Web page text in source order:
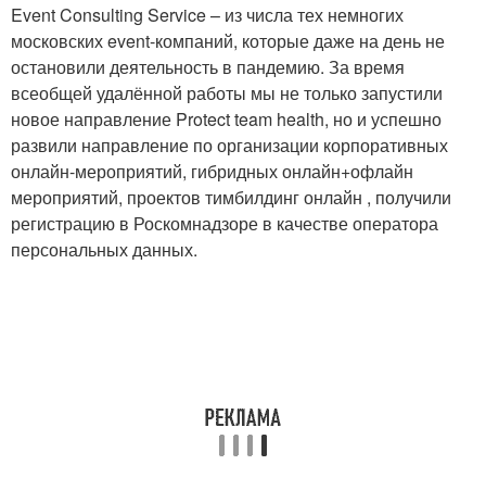
Event Consulting Service – из числа тех немногих
московских event-компаний, которые даже на день не
остановили деятельность в пандемию. За время
всеобщей удалённой работы мы не только запустили
новое направление Protect team health, но и успешно
развили направление по организации корпоративных
онлайн-мероприятий, гибридных онлайн+офлайн
мероприятий, проектов тимбилдинг онлайн , получили
регистрацию в Роскомнадзоре в качестве оператора
персональных данных.